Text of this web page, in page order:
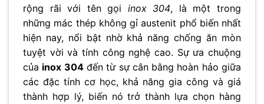
rộng rãi với tên gọi inox 304, là một trong
những mác thép không gỉ austenit phổ biến nhất
hiện nay, nổi bật nhờ khả năng chống ăn mòn
tuyệt vời và tính công nghệ cao. Sự ưa chuộng
của inox 304đến từ sự cân bằng hoàn hảo giữa
các đặc tính cơ học, khả năng gia công và giá
thành hợp lý, biến nó trở thành lựa chọn hàng